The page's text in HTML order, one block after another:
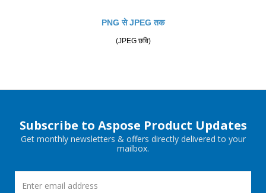
PNG से JPEG तक
(JPEG छवि)
Subscribe to Aspose Product Updates
Get monthly newsletters & offers directly delivered to your
mailbox.